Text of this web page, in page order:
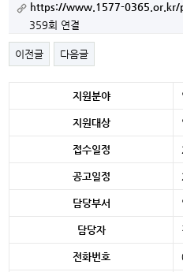
https://www.1577-0365.or.kr/
359회 연결
이전글 다음글
지원분야
지원대상
접수일정
공고일정
담당부서
담당자
전화번호